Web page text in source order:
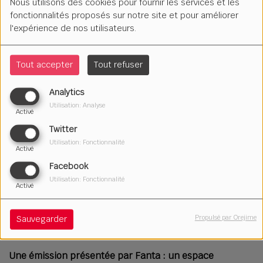
Nous utilisons des cookies pour fournir les services et les
fonctionnalités proposés sur notre site et pour améliorer
l'expérience de nos utilisateurs.
Tout accepter Tout refuser
Analytics
Activé
Utilisation: Analyse
Twitter
Activé
Utilisation: Fonctionnalité
Facebook
Activé
Utilisation: Fonctionnalité
Sauvegarder Propulsé par Orejime
09 avril 2026
Écouter le podcast
Une émission présentée par Fanta : un espace